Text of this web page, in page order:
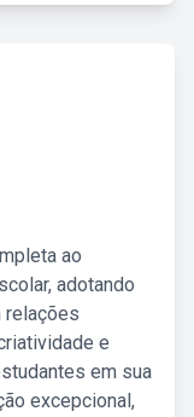
ao
adotando
relações
e
em sua
excepcional,